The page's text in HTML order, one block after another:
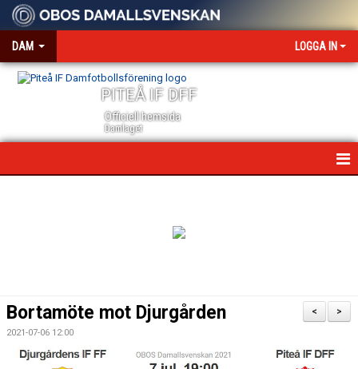
DAM LOGGA IN
PITEÅ IF DFF
Officiell hemsida
Damlaget
KALENDER
MATCHER
>
<
Bortamöte mot Djurgården
2021-07-06 12:00